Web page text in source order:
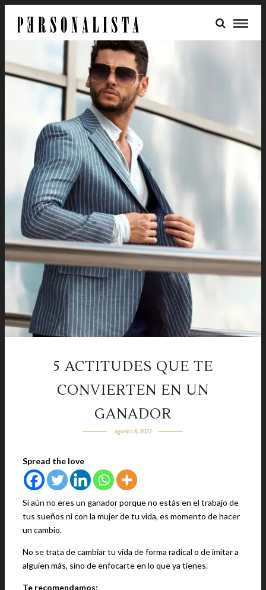
5 ACTITUDES QUE TE
CONVIERTEN EN UN
GANADOR
agosto 8, 2022
Spread the love
Si aún no eres un ganador porque no estás en el trabajo de
tus sueños ni con la mujer de tu vida, es momento de hacer
un cambio.
No se trata de cambiar tu vida de forma radical o de imitar a
alguien más, sino de enfocarte en lo que ya tienes.
Te recomendamos: